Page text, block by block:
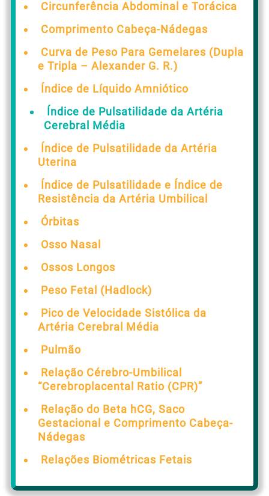
Circunferência Abdominal e Torácica
Comprimento Cabeça-Nádegas
Curva de Peso Para Gemelares (Dupla
e Tripla – Alexander G. R.)
Índice de Líquido Amniótico
Índice de Pulsatilidade da Artéria
Cerebral Média
Índice de Pulsatilidade da Artéria
Uterina
Índice de Pulsatilidade e Índice de
Resistência da Artéria Umbilical
Órbitas
Osso Nasal
Ossos Longos
Peso Fetal (Hadlock)
Pico de Velocidade Sistólica da
Artéria Cerebral Média
Pulmão
Relação Cérebro-Umbilical
“Cerebroplacental Ratio (CPR)”
Relação do Beta hCG, Saco
Gestacional e Comprimento Cabeça-
Nádegas
Relações Biométricas Fetais